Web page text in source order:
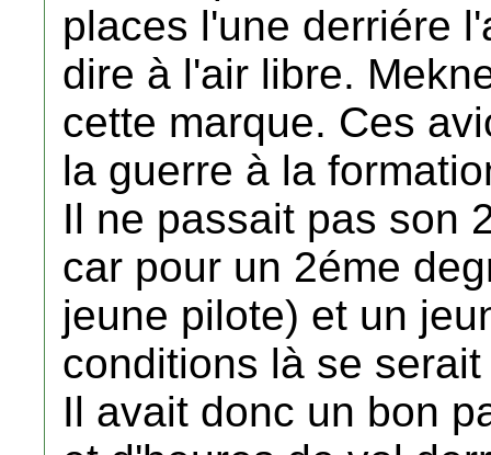
places l'une derriére
dire à l'air libre.
cette marque. Ces
la guerre à la
Il ne passait pas son
car pour un 2éme
jeune pilote) et un
conditions là se
Il avait donc un bon